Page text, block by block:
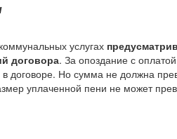
услугах
договора. За опоздание с
в договоре. Но сумма не должна
уплаченной пени не может